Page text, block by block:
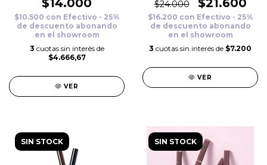
$14.000
$10.500 con Efectivo - 25%
de descuento abonando
en el showroom
3 cuotas sin interés de
$4.666,67
VER
$24.000 $21.600
$16.200 con Efectivo - 25%
de descuento abonando
en el showroom
3 cuotas sin interés de $7.200
VER
SIN STOCK SIN STOCK